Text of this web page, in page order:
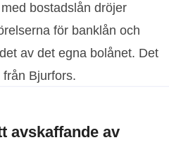
bostadslån dröjer
för banklån och
av det egna bolånet. Det
Bjurfors.
avskaffande av